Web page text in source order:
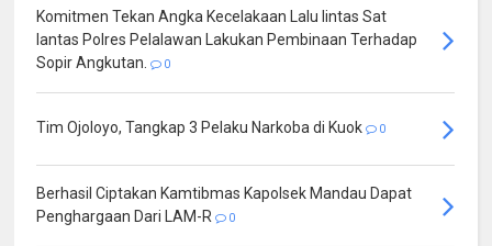
Komitmen Tekan Angka Kecelakaan Lalu lintas Sat
lantas Polres Pelalawan Lakukan Pembinaan Terhadap
Sopir Angkutan.
0
Tim Ojoloyo, Tangkap 3 Pelaku Narkoba di Kuok 0
Berhasil Ciptakan Kamtibmas Kapolsek Mandau Dapat
Penghargaan Dari LAM-R
0